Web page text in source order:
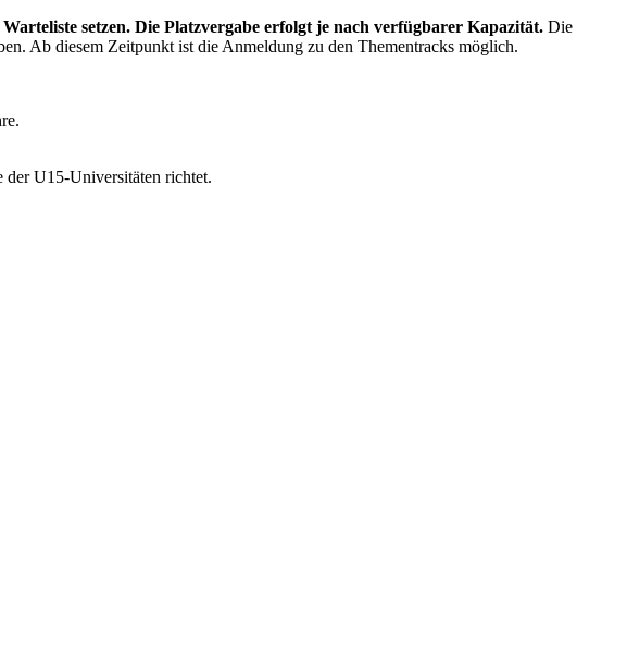
Warteliste setzen. Die Platzvergabe erfolgt je nach verfügbarer Kapazität. Die
Ab diesem Zeitpunkt ist die Anmeldung zu den Thementracks möglich.
der U15-Universitäten richtet.